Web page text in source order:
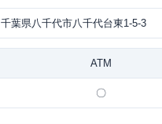
千葉県八千代市八千代台東1-5-3
ATM
〇